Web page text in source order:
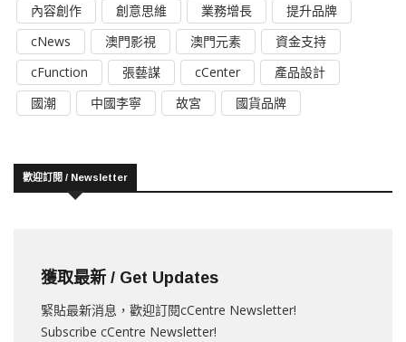
內容創作
創意思維 業務增長
提升品牌
cNews
澳門影視 澳門元素
資金支持
cFunction
張藝謀 cCenter
產品設計
國潮
中國李寧 故宮 國貨品牌
歡迎訂閱 / Newsletter
獲取最新 / Get Updates
緊貼最新消息，歡迎訂閱cCentre Newsletter!
Subscribe cCentre Newsletter!